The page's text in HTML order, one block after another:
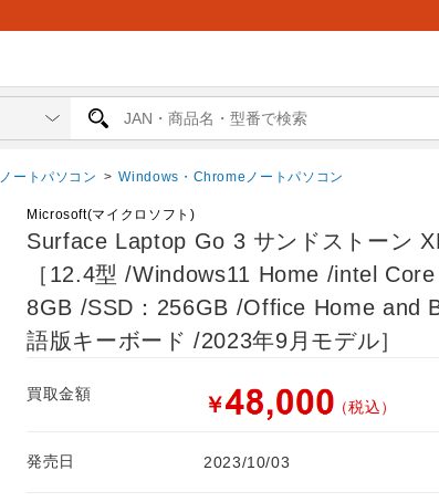
ノートパソコン > Windows・Chromeノートパソコン
Microsoft(マイクロソフト)
Surface Laptop Go 3 サンドストーン
［12.4型 /Windows11 Home /intel Core
8GB /SSD：256GB /Office Home and
語版キーボード /2023年9月モデル］
買取金額 ￥ （税込）
発売日 2023/10/03